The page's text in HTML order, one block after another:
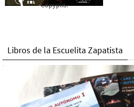
Copyplis.
Libros de la Escuelita Zapatista